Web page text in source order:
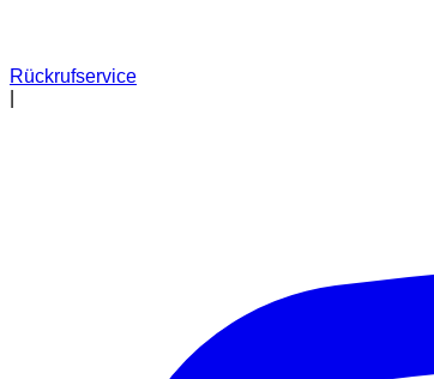
Rückrufservice